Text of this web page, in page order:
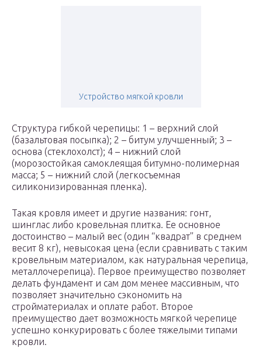
Устройство мягкой кровли
Структура гибкой черепицы: 1 – верхний слой
(базальтовая посыпка); 2 – битум улучшенный; 3 –
основа (стеклохолст); 4 – нижний слой
(морозостойкая самоклеящая битумно-полимерная
масса; 5 – нижний слой (легкосъемная
силиконизированная пленка).
Такая кровля имеет и другие названия: гонт,
шинглас либо кровельная плитка. Ее основное
достоинство – малый вес (один “квадрат” в среднем
весит 8 кг), невысокая цена (если сравнивать с таким
кровельным материалом, как натуральная черепица,
металлочерепица). Первое преимущество позволяет
делать фундамент и сам дом менее массивным, что
позволяет значительно сэкономить на
стройматериалах и оплате работ. Второе
преимущество дает возможность мягкой черепице
успешно конкурировать с более тяжелыми типами
кровли.